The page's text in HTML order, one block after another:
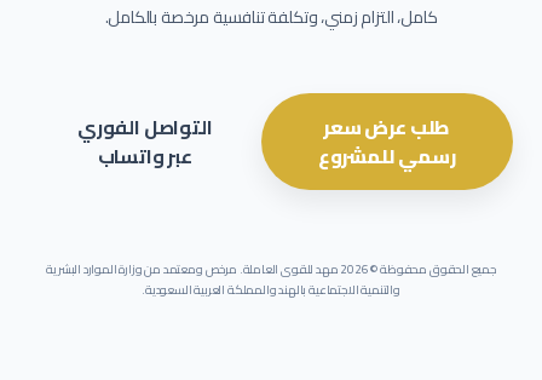
كامل، التزام زمني، وتكلفة تنافسية مرخصة بالكامل.
طلب عرض سعر
رسمي للمشروع
التواصل الفوري
عبر واتساب
جميع الحقوق محفوظة ©2026مهد للقوى العاملة. مرخص ومعتمد من وزارة الموارد البشرية
والتنمية الاجتماعية بالهند والمملكة العربية السعودية.